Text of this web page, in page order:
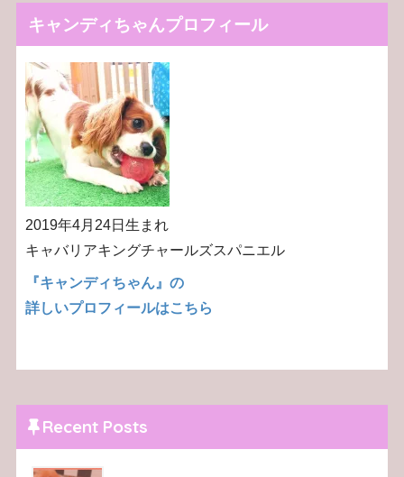
キャンディちゃんプロフィール
2019年4月24日生まれ
キャバリアキングチャールズスパニエル
『キャンディちゃん』の
詳しいプロフィールはこちら
Recent Posts